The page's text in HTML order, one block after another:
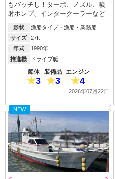
もバッチし！ターボ、ノズル、噴
射ポンプ、インタークーラーなど
形状
漁船タイプ・漁船・業務船
サイズ
27ft
年式
1990年
推進機
ドライブ艇
船体
3
装備品
3
エンジン
4
2026年07月22日
NEW